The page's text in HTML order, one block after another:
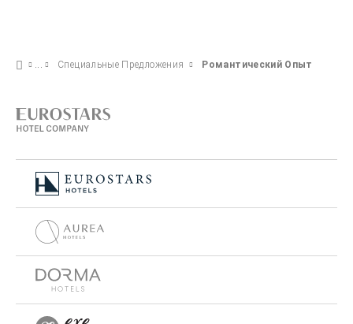
Специальные Предложения Pомантический Опыт